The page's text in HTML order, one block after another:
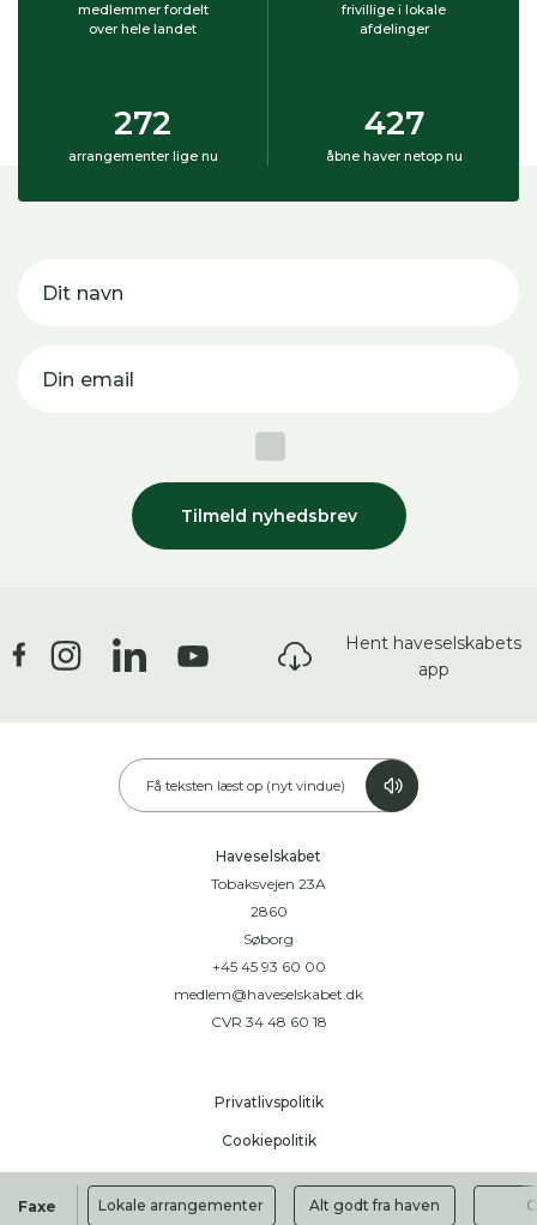
Faxe Lokale arrangementer Alt godt fra haven
medlemmer fordelt
over hele landet
frivillige i lokale
afdelinger
272
arrangementer lige nu
427
åbne haver netop nu
Dit navn
Din email
Tilmeld nyhedsbrev
Hent haveselskabets
app
Få teksten læst op (nyt vindue)
Haveselskabet
Tobaksvejen 23A
2860
Søborg
+45 45 93 60 00
medlem@haveselskabet.dk
CVR 34 48 60 18
Privatlivspolitik
Cookiepolitik